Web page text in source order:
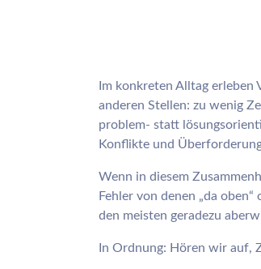
Im konkreten Alltag
anderen Stellen: zu wenig
problem- statt
Konflikte und
Wenn in diesem
Fehler von denen „da
den meisten geradezu
In Ordnung: Hören wir auf,